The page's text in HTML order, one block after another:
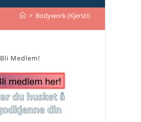
> Bodywork (Kjersti)
Bli Medlem!